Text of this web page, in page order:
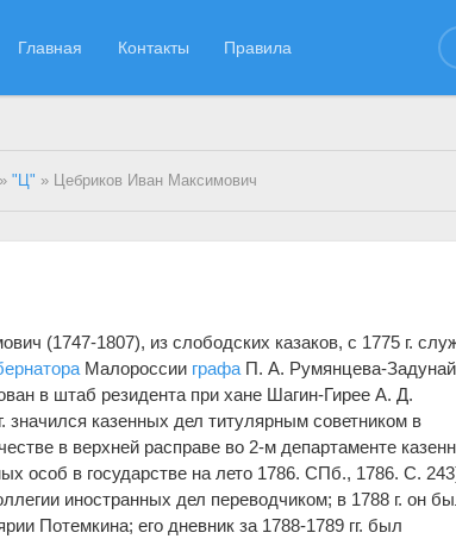
Главная Контакты Правила
»"Ц" » Цебриков Иван Максимович
(1747-1807), из слободских казаков, с 1775 г.
Малороссии графа П. А. Румянцева-
в штаб резидента при хане Шагин-Гирее А. Д.
значился казенных дел титулярным советником в
в верхней расправе во 2-м департаменте
особ в государстве на лето 1786. СПб., 1786. С.
иностранных дел переводчиком; в 1788 г. он
Потемкина; его дневник за 1788-1789 гг. был